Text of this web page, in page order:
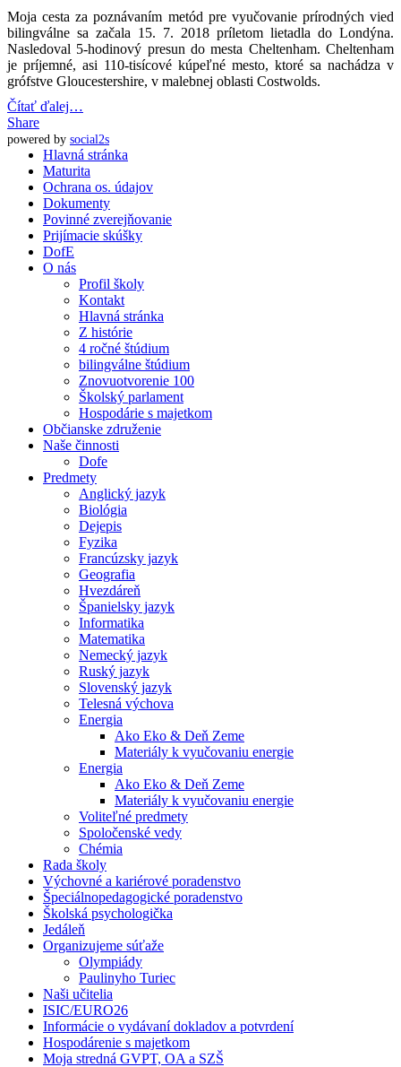
Moja cesta za poznávaním metód pre vyučovanie prírodných vied
bilingválne sa začala 15. 7. 2018 príletom lietadla do Londýna.
Nasledoval 5-hodinový presun do mesta Cheltenham. Cheltenham
je príjemné, asi 110-tisícové kúpeľné mesto, ktoré sa nachádza v
grófstve Gloucestershire, v malebnej oblasti Costwolds.
Čítať ďalej…
Share
powered by social2s
Hlavná stránka
Maturita
Ochrana os. údajov
Dokumenty
Povinné zverejňovanie
Prijímacie skúšky
DofE
O nás
Profil školy
Kontakt
Hlavná stránka
Z histórie
4 ročné štúdium
bilingválne štúdium
Znovuotvorenie 100
Školský parlament
Hospodárie s majetkom
Občianske združenie
Naše činnosti
Dofe
Predmety
Anglický jazyk
Biológia
Dejepis
Fyzika
Francúzsky jazyk
Geografia
Hvezdáreň
Španielsky jazyk
Informatika
Matematika
Nemecký jazyk
Ruský jazyk
Slovenský jazyk
Telesná výchova
Energia
Ako Eko & Deň Zeme
Materiály k vyučovaniu energie
Energia
Ako Eko & Deň Zeme
Materiály k vyučovaniu energie
Voliteľné predmety
Spoločenské vedy
Chémia
Rada školy
Výchovné a kariérové poradenstvo
Špeciálnopedagogické poradenstvo
Školská psychologička
Jedáleň
Organizujeme súťaže
Olympiády
Paulinyho Turiec
Naši učitelia
ISIC/EURO26
Informácie o vydávaní dokladov a potvrdení
Hospodárenie s majetkom
Moja stredná GVPT, OA a SZŠ